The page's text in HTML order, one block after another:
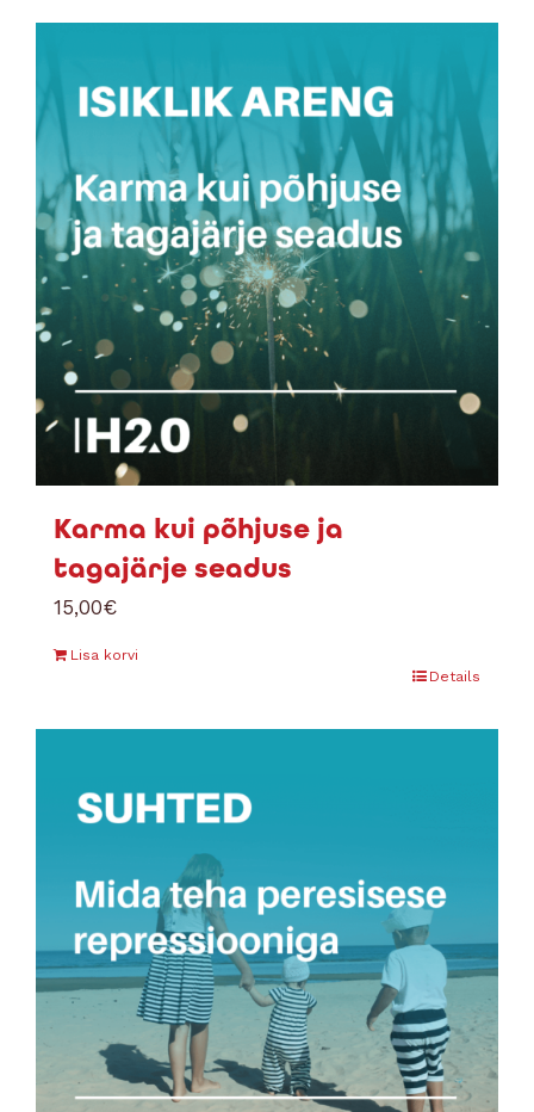
Karma kui põhjuse ja
tagajärje seadus
15,00€
Lisa korvi
Details